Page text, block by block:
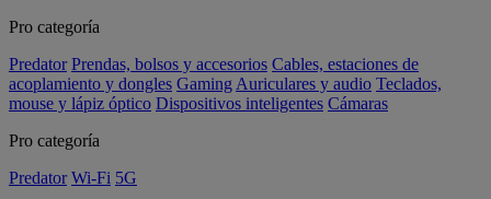
Pro categoría
Predator Prendas, bolsos y accesorios Cables, estaciones de
acoplamiento y dongles Gaming Auriculares y audio Teclados,
mouse y lápiz óptico Dispositivos inteligentes Cámaras
Pro categoría
Predator Wi-Fi 5G